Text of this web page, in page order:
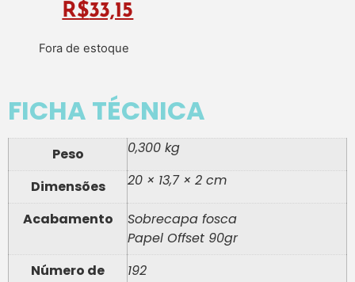
R$33,15
Fora de estoque
FICHA TÉCNICA
Peso 0,300 kg
Dimensões 20 × 13,7 × 2 cm
Acabamento
Sobrecapa fosca
Papel Offset 90gr
Número de
192